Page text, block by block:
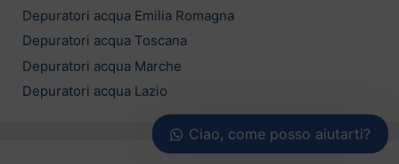
Depuratori acqua Emilia Romagna
Depuratori acqua Toscana
Depuratori acqua Marche
Depuratori acqua Lazio
Ciao, come posso aiutarti?